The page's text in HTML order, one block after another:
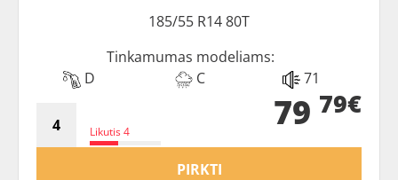
185/55 R14 80T
Tinkamumas modeliams:
D
C 71
Likutis 4 79 79€
PIRKTI